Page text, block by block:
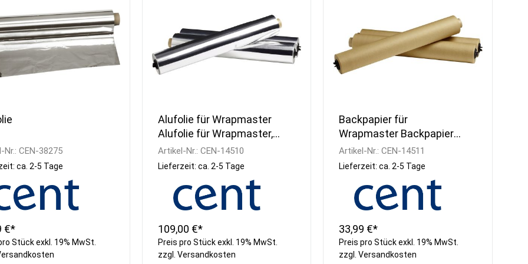
Schnellkühler /
Schockfroster
Eisbereiter
Kühlzellen
Kühlwannen
Wasseraufbereitung
Besteckpoliermaschinen
Gläserpoliermaschinen
Reinigungsmittel
Teigknetmaschinen
Teig-Ausrollmaschinen
Nudelmaschinen
Aufschnittmaschinen
Planeten-Rührmaschinen
Gemüseschneider
Waagen
Wandborde
Wärmebrücken
Regale
Nr.: CEN-38275
ca. 2-5 Tage
€*
Stück exkl. 19% MwSt.
Alufolie für Wrapmaster
Alufolie für Wrapmaster,
45cm breit
Artikel-Nr.: CEN-14510
Lieferzeit: ca. 2-5 Tage
109,00 €*
Preis pro Stück exkl. 19% MwSt.
zzgl. Versandkosten
Backpapier für
Wrapmaster Backpapier
für Wrapmaster, 45cm
breit
Artikel-Nr.:CEN-14511
Lieferzeit: ca. 2-5 Tage
33,99 €*
Preis pro Stück exkl. 19% MwSt.
zzgl.Versandkosten